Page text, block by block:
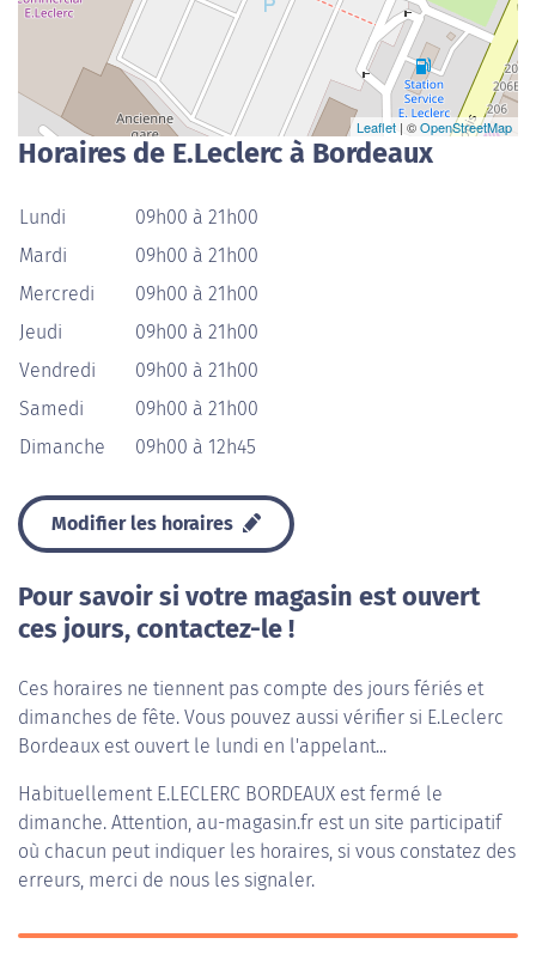
Leaflet | ©OpenStreetMap
Horaires de E.Leclerc à Bordeaux
Lundi
09h00 à 21h00
Mardi
09h00 à 21h00
Mercredi
09h00 à 21h00
Jeudi
09h00 à 21h00
Vendredi
09h00 à 21h00
Samedi
09h00 à 21h00
Dimanche
09h00 à 12h45
Modifier les horaires
Pour savoir si votre magasin est ouvert
ces jours, contactez-le !
Ces horaires ne tiennent pas compte des jours fériés et
dimanches de fête. Vous pouvez aussi vérifier si E.Leclerc
Bordeaux est ouvert le lundi en l'appelant...
Habituellement E.LECLERC BORDEAUX est fermé le
dimanche. Attention, au-magasin.fr est un site participatif
où chacun peut indiquer les horaires, si vous constatez des
erreurs, merci de nous les signaler.